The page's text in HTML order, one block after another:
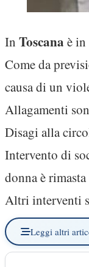
In Toscana è in
Come da
causa di un
Allagamenti
Disagi alla
Intervento di
donna è
Altri interventi
Leggi altri